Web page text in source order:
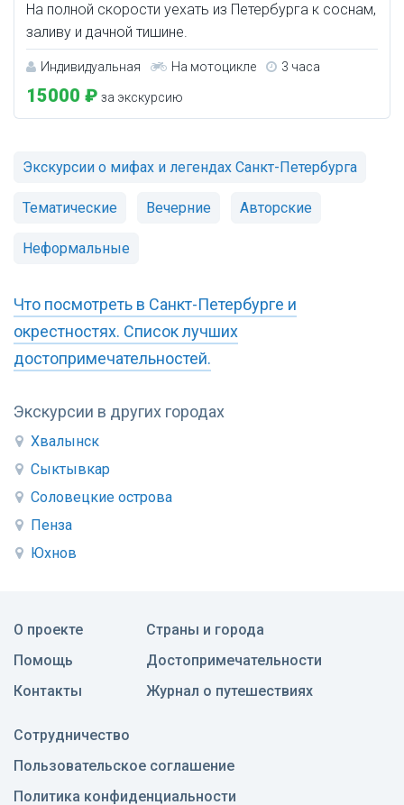
Экскурсии в других городах
Хвалынск
Сыктывкар
Соловецкие острова
Пенза
Юхнов
На полной скорости уехать из Петербурга к соснам,
заливу и дачной тишине.
Индивидуальная На мотоцикле 3 часа
15000 ₽ за экскурсию
Экскурсии о мифах и легендах Санкт-Петербурга
Тематические Вечерние Авторские
Неформальные
Что посмотреть в Санкт-Петербурге и
окрестностях. Список лучших
достопримечательностей.
О проекте
Помощь
Контакты
Страны и города
Достопримечательности
Журнал о путешествиях
Сотрудничество
Пользовательское соглашение
Политика конфиденциальности